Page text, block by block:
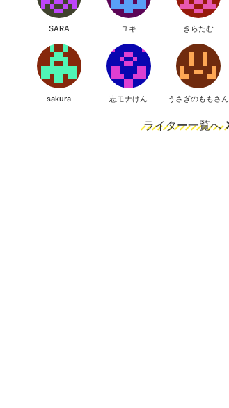
SARA ユキ きらたむ
sakura 志モナけん うさぎのももさん
ライター一覧へ